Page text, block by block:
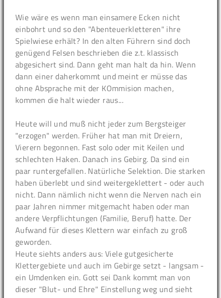
Wie wäre es wenn man einsamere Ecken nicht
einbohrt und so den "Abenteuerkletteren" ihre
Spielwiese erhält? In den alten Führern sind doch
genügend Felsen beschrieben die z.t. klassisch
abgesichert sind. Dann geht man halt da hin. Wenn
dann einer daherkommt und meint er müsse das
ohne Absprache mit der KOmmision machen,
kommen die halt wieder raus...
Heute will und muß nicht jeder zum Bergsteiger
"erzogen" werden. Früher hat man mit Dreiern,
Vierern begonnen. Fast solo oder mit Keilen und
schlechten Haken. Danach ins Gebirg. Da sind ein
paar runtergefallen. Natürliche Selektion. Die starken
haben überlebt und sind weitergeklettert - oder auch
nicht. Dann nämlich nicht wenn die Nerven nach ein
paar Jahren nimmer mitgemacht haben oder man
andere Verpflichtungen (Familie, Beruf) hatte. Der
Aufwand für dieses Klettern war einfach zu groß
geworden.
Heute siehts anders aus: Viele gutgesicherte
Klettergebiete und auch im Gebirge setzt - langsam -
ein Umdenken ein. Gott sei Dank kommt man von
dieser "Blut- und Ehre" Einstellung weg und sieht